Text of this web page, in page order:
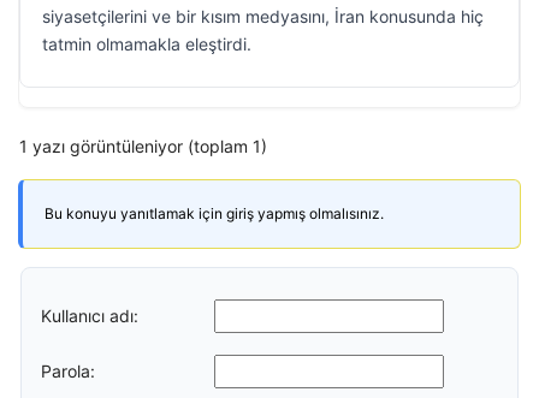
siyasetçilerini ve bir kısım medyasını, İran konusunda hiç
tatmin olmamakla eleştirdi.
1 yazı görüntüleniyor (toplam 1)
Bu konuyu yanıtlamak için giriş yapmış olmalısınız.
Kullanıcı adı:
Parola: